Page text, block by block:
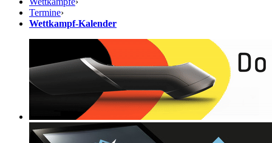
Termine›
Wettkampf-Kalender